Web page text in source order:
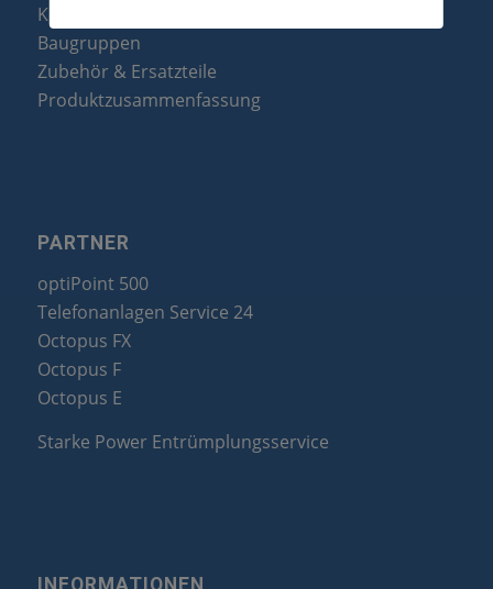
Konftel Konferenztelefone
Baugruppen
Zubehör & Ersatzteile
Produktzusammenfassung
PARTNER
optiPoint 500
Telefonanlagen Service 24
Octopus FX
Octopus F
Octopus E
Starke Power Entrümplungsservice